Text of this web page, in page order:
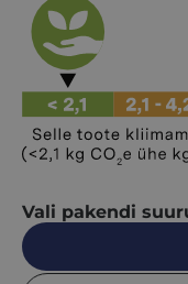
Vali pakendi